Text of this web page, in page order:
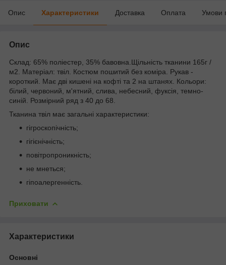
Опис Характеристики Доставка Оплата Умови
Опис
Склад: 65% поліестер, 35% бавовна.Щільність тканини 165г /
м2. Матеріал: твіл. Костюм пошитий без коміра. Рукав -
короткий. Має дві кишені на кофті та 2 на штанях. Кольори:
білий, червоний, м'ятний, слива, небесний, фуксія, темно-
синій. Розмірний ряд з 40 до 68.
Тканина твіл має загальні характеристики:
гігроскопічність;
гігієнічність;
повітропроникність;
не мнеться;
гіпоалергенність.
Приховати
Характеристики
Основні